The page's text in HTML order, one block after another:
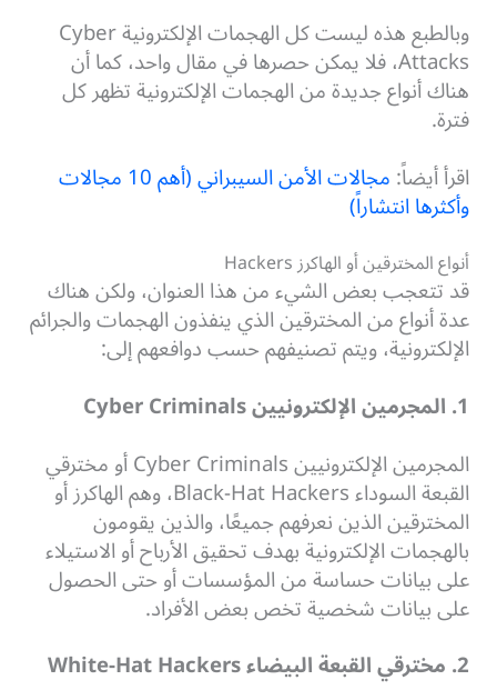
وبالطبع هذه ليست كل الهجمات الإلكترونية Cyber
Attacks، فلا يمكن حصرها في مقال واحد، كما أن
هناك أنواع جديدة من الهجمات الإلكترونية تظهر كل
فترة.
اقرأ أيضاً:
مجالات الأمن السيبراني (أهم 10 مجالات
وأكثرها انتشاراً)
أنواع المخترقين أو الهاكرز Hackers
قد تتعجب بعض الشيء من هذا العنوان، ولكن هناك
عدة أنواع من المخترقين الذي ينفذون الهجمات والجرائم
الإلكترونية، ويتم تصنيفهم حسب دوافعهم إلى:
1. المجرمين الإلكترونيين Cyber Criminals
المجرمين الإلكترونيين Cyber Criminals أو مخترقي
القبعة السوداء Black-Hat Hackers، وهم الهاكرز أو
المخترقين الذين نعرفهم جميعًا، والذين يقومون
بالهجمات الإلكترونية بهدف تحقيق الأرباح أو الاستيلاء
على بيانات حساسة من المؤسسات أو حتى الحصول
على بيانات شخصية تخص بعض الأفراد.
2. مخترقي القبعة البيضاء White-Hat Hackers